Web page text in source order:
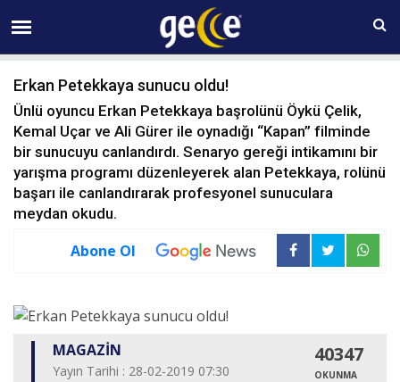
09 AĞUSTOS Pazar 05:28
Erkan Petekkaya sunucu oldu!
Ünlü oyuncu Erkan Petekkaya başrolünü Öykü Çelik,
Kemal Uçar ve Ali Gürer ile oynadığı “Kapan” filminde
bir sunucuyu canlandırdı. Senaryo gereği intikamını bir
yarışma programı düzenleyerek alan Petekkaya, rolünü
başarı ile canlandırarak profesyonel sunuculara
meydan okudu.
Abone Ol
MAGAZİN
Yayın Tarihi : 28-02-2019 07:30
40347
OKUNMA